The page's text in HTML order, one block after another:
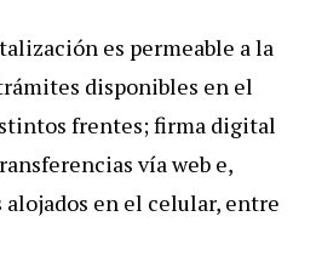
es permeable a la
disponibles en el
frentes; firma digital
vía web e,
en el celular, entre